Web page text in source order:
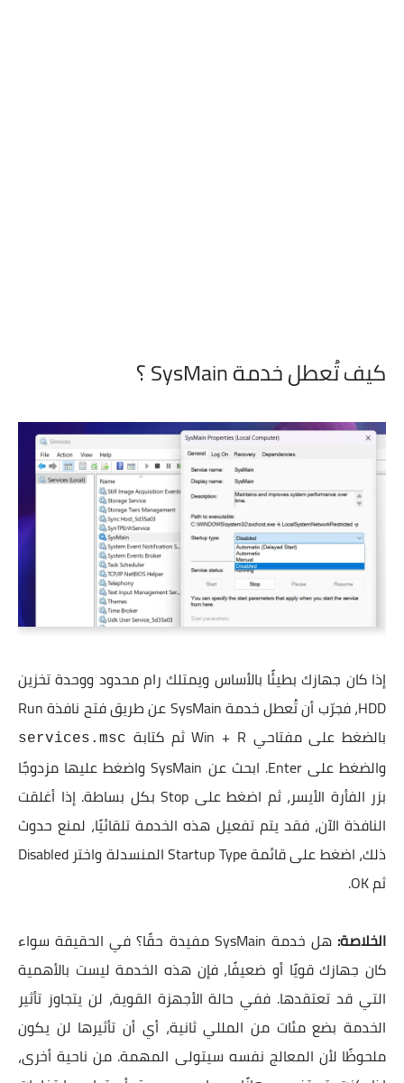
كيف تُعطل خدمة SysMain ؟
إذا كان جهازك بطيئًا بالأساس ويمتلك رام محدود ووحدة تخزين
HDD، فجرّب أن تُعطل خدمة SysMain عن طريق فتح نافذة Run
بالضغط على مفتاحي Win + R ثم كتابة
services.msc
والضغط على Enter. ابحث عن SysMain واضغط عليها مزدوجًا
بزر الفأرة الأيسر، ثم اضغط على Stop بكل بساطة. إذا أغلقت
النافذة الآن، فقد يتم تفعيل هذه الخدمة تلقائيًا، لمنع حدوث
ذلك، اضغط على قائمة Startup Type المنسدلة واختر Disabled
ثم OK.
الخلاصة:
هل خدمة SysMain مفيدة حقًا؟ في الحقيقة سواء
كان جهازك قويًا أو ضعيفًا، فإن هذه الخدمة ليست بالأهمية
التي قد تعتقدها. ففي حالة الأجهزة القوية، لن يتجاوز تأثير
الخدمة بضع مئات من المللي ثانية، أي أن تأثيرها لن يكون
ملحوظًا لأن المعالج نفسه سيتولى المهمة. من ناحية أخرى،